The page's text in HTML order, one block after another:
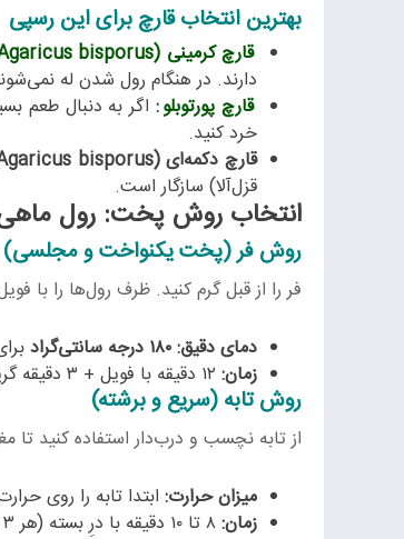
بهترین انتخاب قارچ برای این رسپی
قارچ کرمینی (bisporus
دارند. در هنگام رول شدن له
قارچ پورتوبلو:اگر به دنبال طعم
خرد کنید.
قارچ دکمه‌ای (bisporus
قزل‌آلا) سازگار است.
انتخاب روش پخت: رول ماهی
روش فر (پخت یکنواخت و مجلسی)
فر را از قبل گرم کنید. ظرف رول‌ها را با
دمای دقیق:۱۸۰ درجه سانتی‌گراد
زمان:
روش تابه (سریع و برشته)
از تابه نچسب و در‌ب‌دار استفاده کنید
میزان حرارت: ابتدا تابه را روی
زمان: